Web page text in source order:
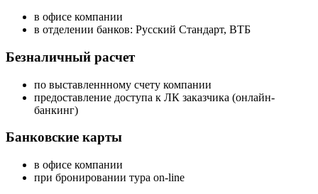
в офисе компании
в отделении банков: Русский Стандарт, ВТБ
Безналичный расчет
по выставленнному счету компании
предоставление доступа к ЛК заказчика (онлайн-
банкинг)
Банковские карты
в офисе компании
при бронировании тура on-line